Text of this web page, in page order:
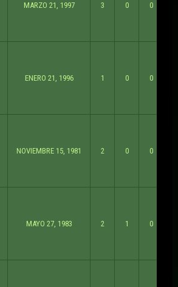
MARZO 21, 1997 3 0 0
ENERO 21, 1996 1 0 0
NOVIEMBRE 15, 1981 2 0 0
MAYO 27, 1983 2 1 0